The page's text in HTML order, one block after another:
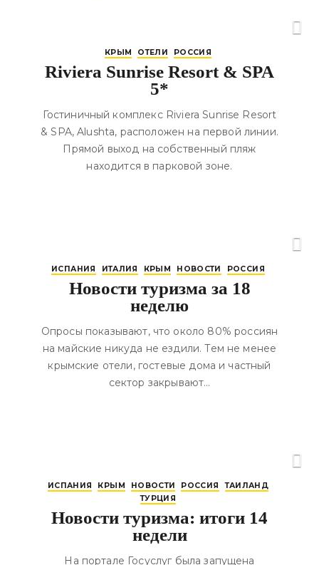
КРЫМ ОТЕЛИ РОССИЯ
Riviera Sunrise Resort & SPA
5*
Гостиничный комплекс Riviera Sunrise Resort
& SPA, Alushta, расположен на первой линии.
Прямой выход на собственный пляж
находится в парковой зоне.
ИСПАНИЯ ИТАЛИЯ КРЫМ НОВОСТИ РОССИЯ
Новости туризма за 18
неделю
Опросы показывают, что около 80% россиян
на майские никуда не ездили. Тем не менее
крымские отели, гостевые дома и частный
сектор закрывают…
ИСПАНИЯ КРЫМ НОВОСТИ РОССИЯ
ТАИЛАНД
ТУРЦИЯ
Новости туризма: итоги 14
недели
На портале Госуслуг была запущена